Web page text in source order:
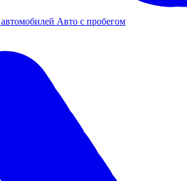
Авто с пробегом
Cб-Вс: 08:00-18:00
КАМАЗ, ПАЗ, FOTON, Ambertruck в Уфе